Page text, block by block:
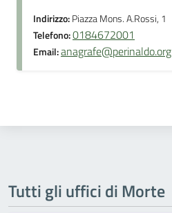
Indirizzo:Piazza Mons. A.Rossi, 1
Telefono:0184672001
Email:anagrafe@perinaldo.org
Tutti gli uffici di Morte